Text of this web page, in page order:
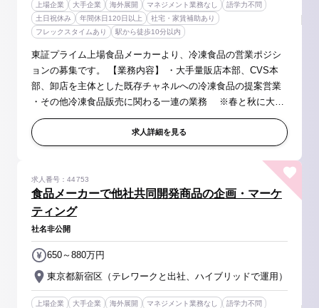
上場企業 大手企業 海外展開 マネジメント業務なし
語学力不問
土日祝休み
年間休日120日以上
社宅・家賃補助あり
フレックスタイムあり
駅から徒歩10分以内
東証プライム上場食品メーカーより、冷凍食品の営業ポジシ
ョンの募集です。 【業務内容】 ・大手量販店本部、CVS本
部、卸店を主体とした既存チャネルへの冷凍食品の提案営業
・その他冷凍食品販売に関わる一連の業務 ※春と秋に大き
なプレゼンがあり、そこに向けて顧客の方針やニーズを捉え
て 課題解決を行っ...
求人詳細を見る
食品メーカーで他社共同開発商品の企画・マーケ
ティング
求人番号：44753
社名非公開
東京都新宿区（テレワークと出社、ハイブリッドで運用）
650～880万円
上場企業 大手企業 海外展開 マネジメント業務なし 語学力不問